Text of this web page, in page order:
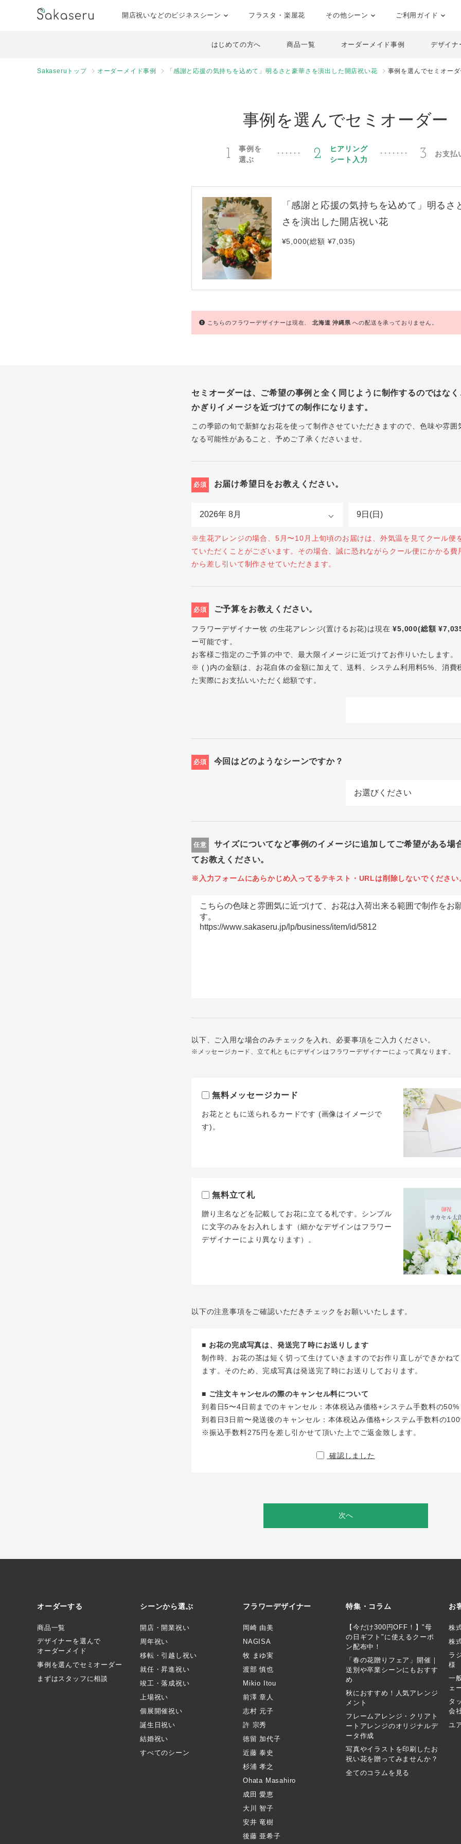
開店祝いなどのビジネスシーン フラスタ・楽屋花 その他シーン ご利用ガイド
はじめての方へ 商品一覧 オーダーメイド事例 デザイナ
Sakaseruトップ オーダーメイド事例 「感謝と応援の気持ちを込めて」明るさと豪華さを演出した開店祝い花 事例を選んでセミオー
事例を選んでセミオーダー
1
事例を
選ぶ
2
ヒアリング
シート入力
3 お支払
「感謝と応援の気持ちを込めて」明るさ
さを演出した開店祝い花
¥5,000(総額 ¥7,035)
こちらのフラワーデザイナーは現在、北海道沖縄県への配送を承っておりません。
セミオーダーは、ご希望の事例と全く同じように制作するのではな
かぎりイメージを近づけての制作になります。
この季節の旬で新鮮なお花を使って制作させていただきますので、色味や雰囲
なる可能性があること、予めご了承くださいませ。
必須 お届け希望日をお教えください。
※生花アレンジの場合、5月〜10月上旬頃のお届けは、外気温を見てクール便
ていただくことがございます。その場合、誠に恐れながらクール便にかかる費
から差し引いて制作させていただきます。
必須 ご予算をお教えください。
フラワーデザイナー牧 の生花アレンジ(置けるお花)は現在¥5,000(総額
ー可能です。
お客様ご指定のご予算の中で、最大限イメージに近づけてお作りいたします。
※ ( )内の金額は、お花自体の金額に加えて、送料、システム利用料5%、消費
た実際にお支払いいただく総額です。
必須 今回はどのようなシーンですか？
任意
サイズについてなど事例のイメージに追加してご希望がある場
てお教えください。
※入力フォームにあらかじめ入ってるテキスト・URLは削除しないでください
以下、ご入用な場合のみチェックを入れ、必要事項をご入力ください。
※メッセージカード、立て札ともにデザインはフラワーデザイナーによって異なります。
無料メッセージカード
お花とともに送られるカードです (画像はイメージで
す)。
無料立て札
贈り主名などを記載してお花に立てる札です。シンプル
に文字のみをお入れします（細かなデザインはフラワー
デザイナーにより異なります）。
以下の注意事項をご確認いただきチェックをお願いいたします。
■ お花の完成写真は、発送完了時にお送りします
制作時、お花の茎は短く切って生けていきますのでお作り直しができかね
ます。そのため、完成写真は発送完了時にお送りしております。
■ ご注文キャンセルの際のキャンセル料について
到着日5〜4日前までのキャンセル：本体税込み価格+システム手数料の50%
到着日3日前〜発送後のキャンセル：本体税込み価格+システム手数料の
※振込手数料275円を差し引かせて頂いた上でご返金致します。
確認しました
次へ
オーダーする
商品一覧
デザイナーを選んで
オーダーメイド
事例を選んでセミオーダー
まずはスタッフに相談
シーンから選ぶ
開店・開業祝い
周年祝い
移転・引越し祝い
就任・昇進祝い
竣工・落成祝い
上場祝い
個展開催祝い
誕生日祝い
結婚祝い
すべてのシーン
フラワーデザイナー
岡崎 由美
NAGISA
牧 まゆ実
渡部 慎也
Mikio Itou
前澤 章人
志村 元子
許 宗秀
徳留 加代子
近藤 泰史
杉浦 孝之
Ohata Masahiro
成田 愛恵
大川 智子
安井 竜樹
後藤 亜希子
特集・コラム
【今だけ300円OFF！】"母
の日ギフト"に使えるクーポ
ン配布中！
「春の花贈りフェア」開催｜
送別や卒業シーンにもおすす
め
秋におすすめ！人気アレンジ
メント
フレームアレンジ・クリアト
ートアレンジのオリジナルデ
ータ作成
写真やイラストを印刷したお
祝い花を贈ってみませんか？
全てのコラムを見る
お
株
株
ラ
様
一
ェ
タ
会
ユ